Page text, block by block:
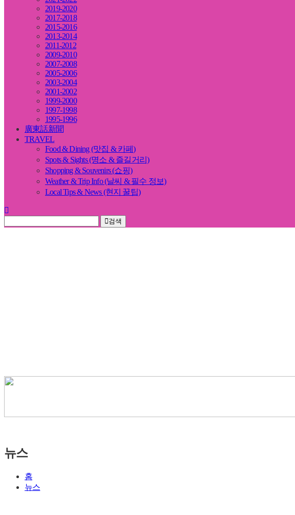
2019-2020
2017-2018
2015-2016
2013-2014
2011-2012
2009-2010
2007-2008
2005-2006
2003-2004
2001-2002
1999-2000
1997-1998
1995-1996
廣東話新聞
TRAVEL
Food & Dining (맛집 & 카페)
Spots & Sights (명소 & 즐길거리)
Shopping & Souvenirs (쇼핑)
Weather & Trip Info (날씨 & 필수 정보)
Local Tips & News (현지 꿀팁)
검색
뉴스
홈
뉴스